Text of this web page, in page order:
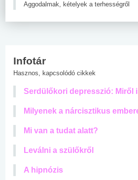
Aggodalmak, kételyek a terhességről
Infotár
Hasznos, kapcsolódó cikkek
Serdülőkori depresszió: Miről
Milyenek a nárcisztikus
Mi van a tudat alatt?
Leválni a szülőkről
A hipnózis